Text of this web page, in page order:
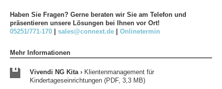
Haben Sie Fragen? Gerne beraten wir Sie am Telefon und
präsentieren unsere Lösungen bei Ihnen vor Ort!
05251/771-170 | sales@connext.de | Onlinetermin
Mehr Informationen
Vivendi NG Kita › Klientenmanagement für
Kindertageseinrichtungen (PDF, 3,3 MB)